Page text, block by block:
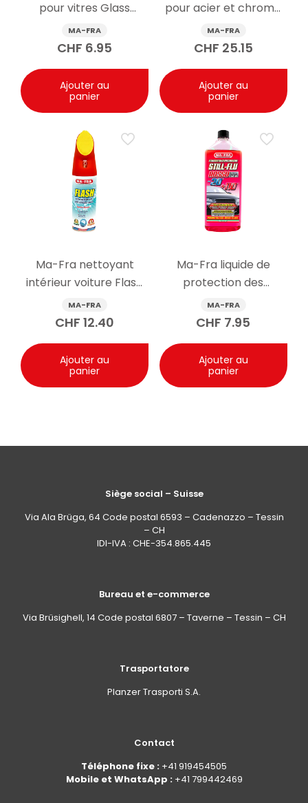
pour vitres Glass
Cleaner Plus spray
750ml
MA-FRA
CHF 6.95
Ajouter au
panier
pour acier et chrome
Flash Bright 80ml
MA-FRA
CHF 25.15
Ajouter au
panier
Ma-Fra nettoyant
intérieur voiture Flash
spray 400ml
MA-FRA
CHF 12.40
Ajouter au
panier
Ma-Fra liquide de
protection des
radiateurs Still Flu
Universal Red -20 °C
MA-FRA
CHF 7.95
Ajouter au
panier
Siège social – Suisse
Via Ala Brüga, 64 Code postal 6593 – Cadenazzo – Tessin
– CH
IDI-IVA : CHE-354.865.445
Bureau et e-commerce
Via Brüsighell, 14 Code postal 6807 – Taverne – Tessin – CH
Trasportatore
Planzer Trasporti S.A.
Contact
Téléphone fixe : +41 919454505
Mobile et WhatsApp : +41 799442469